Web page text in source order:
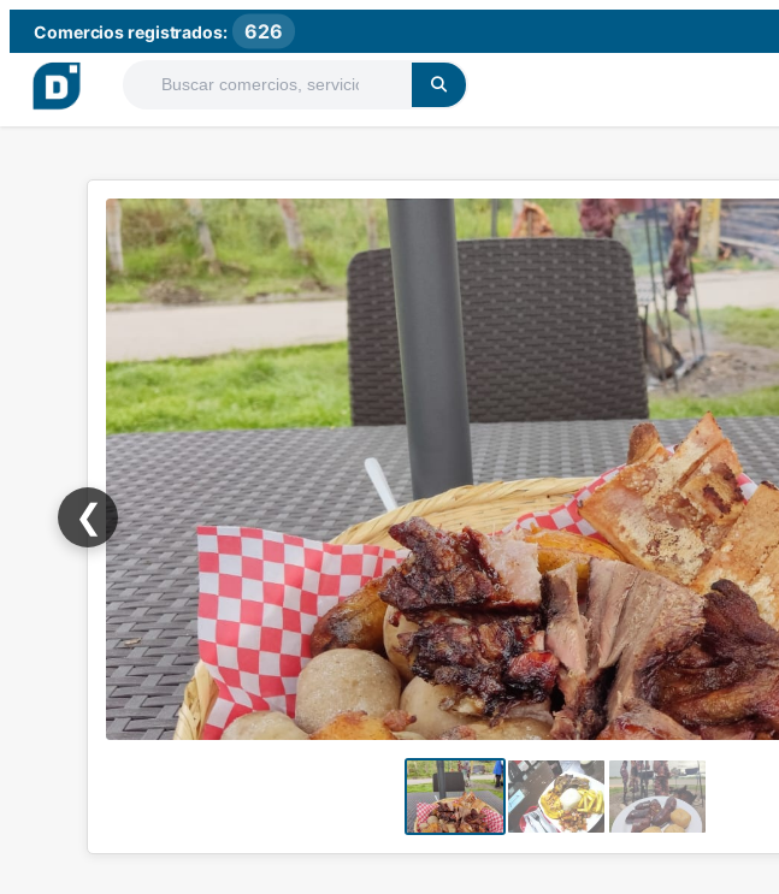
Comercios registrados: 626
❮